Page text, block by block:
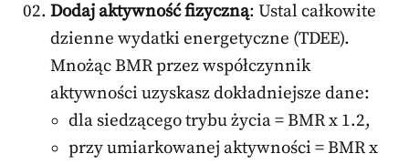
Dodaj aktywność fizyczną: Ustal całkowite
dzienne wydatki energetyczne (TDEE).
Mnożąc BMR przez współczynnik
aktywności uzyskasz dokładniejsze dane:
dla siedzącego trybu życia = BMR x 1.2,
przy umiarkowanej aktywności = BMR x